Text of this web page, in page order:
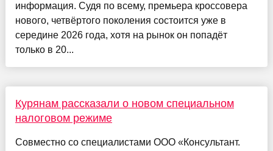
информация. Судя по всему, премьера кроссовера
нового, четвёртого поколения состоится уже в
середине 2026 года, хотя на рынок он попадёт
только в 20...
Курянам рассказали о новом специальном
налоговом режиме
Совместно со специалистами ООО «Консультант.